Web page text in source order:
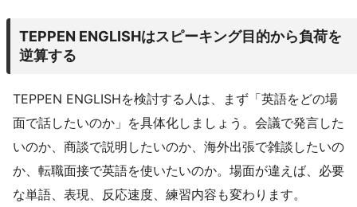
TEPPEN ENGLISHはスピーキング目的から負荷を
逆算する
TEPPEN ENGLISHを検討する人は、まず「英語をどの場
面で話したいのか」を具体化しましょう。会議で発言した
いのか、商談で説明したいのか、海外出張で雑談したいの
か、転職面接で英語を使いたいのか。場面が違えば、必要
な単語、表現、反応速度、練習内容も変わります。